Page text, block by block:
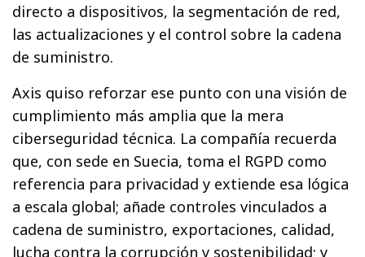
directo a dispositivos, la segmentación de red,
las actualizaciones y el control sobre la cadena
de suministro.
Axis quiso reforzar ese punto con una visión de
cumplimiento más amplia que la mera
ciberseguridad técnica. La compañía recuerda
que, con sede en Suecia, toma el RGPD como
referencia para privacidad y extiende esa lógica
a escala global; añade controles vinculados a
cadena de suministro, exportaciones, calidad,
lucha contra la corrupción y sostenibilidad; y